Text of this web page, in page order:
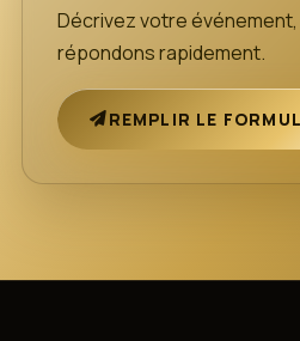
Décrivez votre
répondons rapidement.
REMPLIR LE